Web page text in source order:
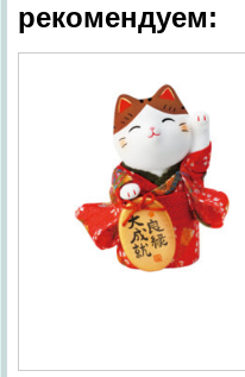
рекомендуем: